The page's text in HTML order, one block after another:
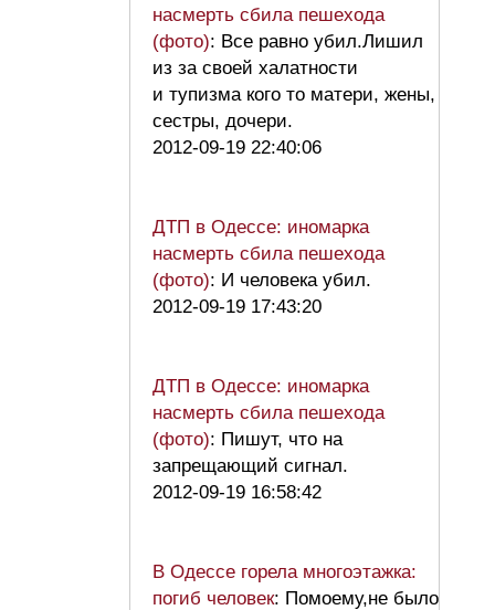
насмерть сбила пешехода
(фото): Все равно убил.Лишил
из за своей халатности
и тупизма кого то матери, жены,
сестры, дочери.
2012-09-19 22:40:06
ДТП в Одессе: иномарка
насмерть сбила пешехода
(фото): И человека убил.
2012-09-19 17:43:20
ДТП в Одессе: иномарка
насмерть сбила пешехода
(фото): Пишут, что на
запрещающий сигнал.
2012-09-19 16:58:42
В Одессе горела многоэтажка:
погиб человек: Помоему,не было